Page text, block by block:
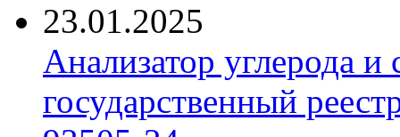
23.01.2025
Анализатор углерода
государственный